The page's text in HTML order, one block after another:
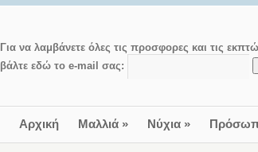
Για να λαμβάνετε όλες τις προσφορες και τις
βάλτε εδώ το e-mail σας:
Αρχική Μαλλιά» Νύχια»